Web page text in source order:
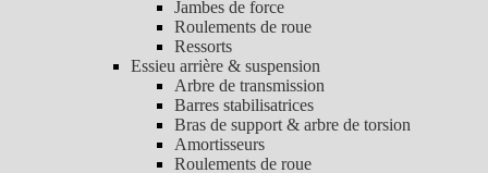
Jambes de force
Roulements de roue
Ressorts
Essieu arrière & suspension
Arbre de transmission
Barres stabilisatrices
Bras de support & arbre de torsion
Amortisseurs
Roulements de roue